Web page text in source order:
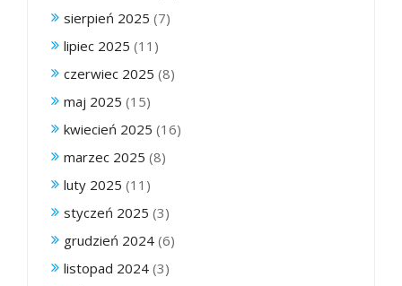
sierpień 2025 (7)
lipiec 2025 (11)
czerwiec 2025 (8)
maj 2025 (15)
kwiecień 2025 (16)
marzec 2025 (8)
luty 2025 (11)
styczeń 2025 (3)
grudzień 2024 (6)
listopad 2024 (3)